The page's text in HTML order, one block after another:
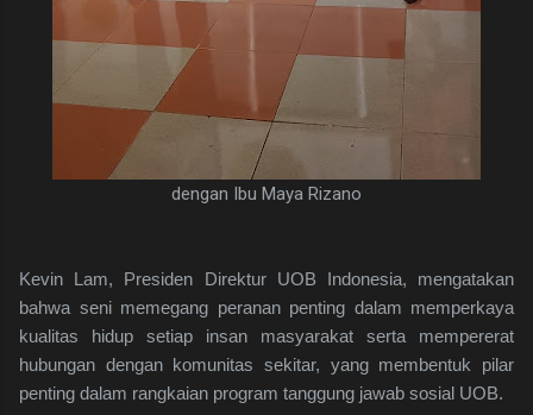
dengan Ibu Maya Rizano
Kevin Lam, Presiden Direktur UOB Indonesia, mengatakan
bahwa seni memegang peranan penting dalam memperkaya
kualitas hidup setiap insan masyarakat serta mempererat
hubungan dengan komunitas sekitar, yang membentuk pilar
penting dalam rangkaian program tanggung jawab sosial UOB.